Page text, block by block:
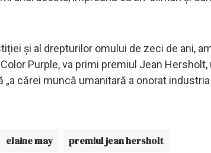
și al drepturilor omului de zeci de ani,
Purple, va primi premiul Jean
cărei muncă umanitară a onorat industria
elaine may premiul jean hersholt